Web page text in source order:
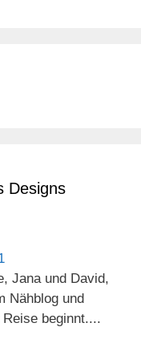
Designs
Jana und David,
Nähblog und
beginnt....